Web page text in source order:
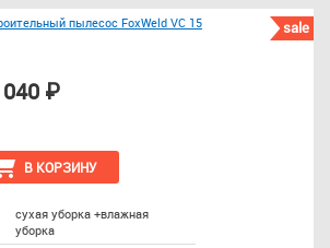
sale
пылесос FoxWeld VC 15
В КОРЗИНУ
₽
сухая уборка +влажная
уборка